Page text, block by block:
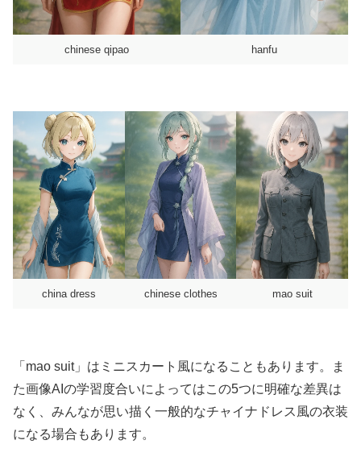
chinese qipao hanfu
china dress chinese clothes mao suit
「mao suit」はミニスカート風になることもあります。ま
た画像AIの学習度合いによってはこの5つに明確な差異は
なく、みんなが思い描く一般的なチャイナドレス風の衣装
になる場合もあります。